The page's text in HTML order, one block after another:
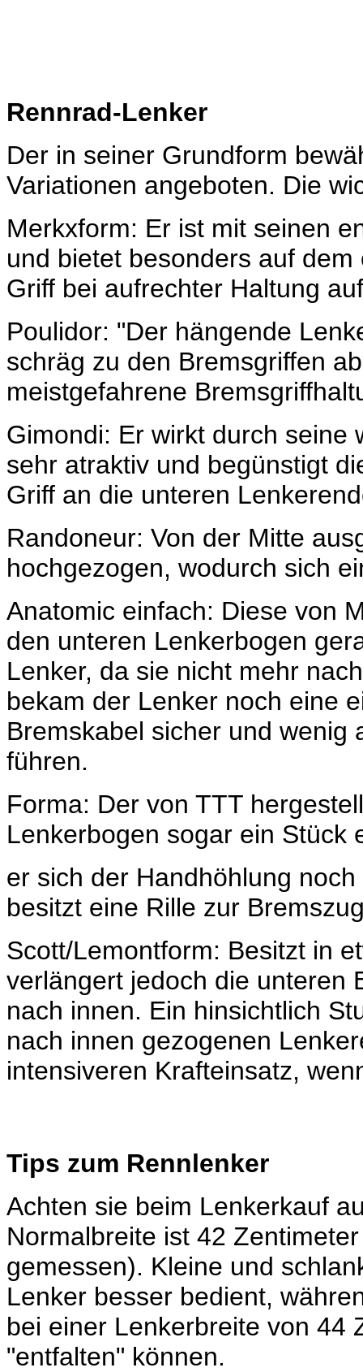
Rennrad-Lenker
Der in seiner Grundform
Variationen angeboten. Die
Merkxform: Er ist mit seinen
und bietet besonders auf
Griff bei aufrechter Haltung
Poulidor: "Der hängende
schräg zu den Bremsgriffen
meistgefahrene
Gimondi: Er wirkt durch seine
sehr atraktiv und begünstigt
Griff an die unteren
Randoneur: Von der Mitte
hochgezogen, wodurch sich
Anatomic einfach: Diese von
den unteren Lenkerbogen
Lenker, da sie nicht mehr
bekam der Lenker noch eine
Bremskabel sicher und wenig
führen.
Forma: Der von TTT
Lenkerbogen sogar ein Stück
er sich der Handhöhlung
besitzt eine Rille zur
Scott/Lemontform: Besitzt in
verlängert jedoch die unteren
nach innen. Ein hinsichtlich
nach innen gezogenen
intensiveren Krafteinsatz,
Tips zum Rennlenker
Achten sie beim Lenkerkauf
Normalbreite ist 42
gemessen). Kleine und
Lenker besser bedient,
bei einer Lenkerbreite von 44
"entfalten" können.